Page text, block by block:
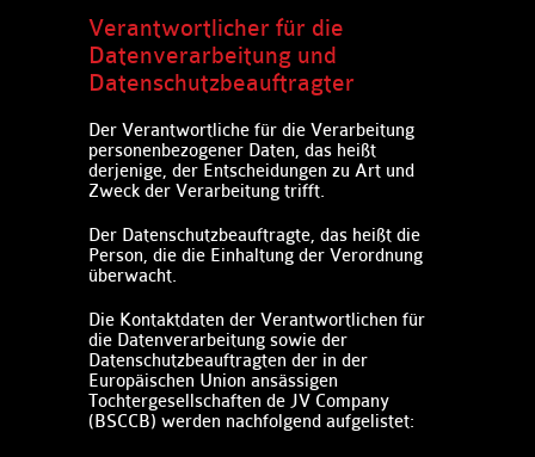
Verantwortlicher für die
Datenverarbeitung und
Datenschutzbeauftragter ​​
Der Verantwortliche für die Verarbeitung
personenbezogener Daten, das heißt
derjenige, der Entscheidungen zu Art und
Zweck der Verarbeitung trifft.
Der Datenschutzbeauftragte, das heißt die
Person, die die Einhaltung der Verordnung
überwacht.
Die Kontaktdaten der Verantwortlichen für
die Datenverarbeitung sowie der
Datenschutzbeauftragten der in der
Europäischen Union ansässigen
Tochtergesellschaften de JV Company
(BSCCB) werden nachfolgend aufgelistet:​​